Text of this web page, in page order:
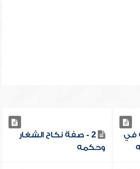
في
2 - صفة نكاح الشغار
وحكمه